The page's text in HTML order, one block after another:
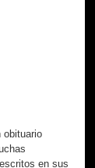
obituario
en sus